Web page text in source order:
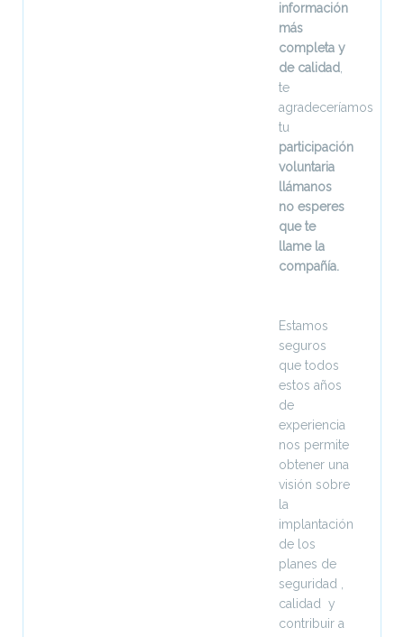
información
más
completa y
de calidad,
te
agradeceríamos
tu
participación
voluntaria
llámanos
no esperes
que te
llame la
compañía.
Estamos
seguros
que todos
estos años
de
experiencia
nos permite
obtener una
visión sobre
la
implantación
de los
planes de
seguridad ,
calidad y
contribuir a